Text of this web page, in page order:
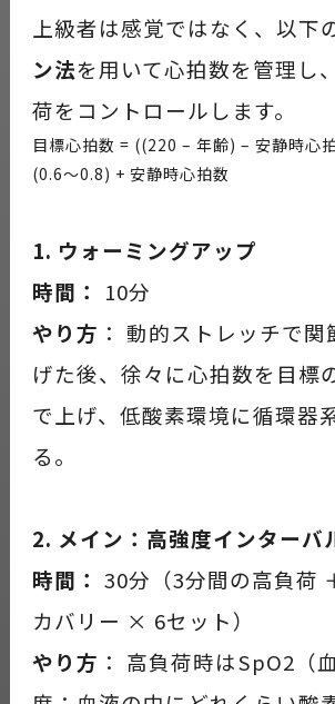
上級者は感覚ではなく、以下
ン法を用いて心拍数を管理し
荷をコントロールします。
目標心拍数 = ((220 – 年齢) – 安静時心
(0.6〜0.8) + 安静時心拍数
1. ウォーミングアップ
時間： 10分
やり方 ： 動的ストレッチで
げた後、徐々に心拍数を目標
で上げ、低酸素環境に循環器
る。
2. メイン：高強度インターバ
時間： 30分（3分間の高負荷
カバリー × 6セット）
やり方 ： 高負荷時はSpO2（